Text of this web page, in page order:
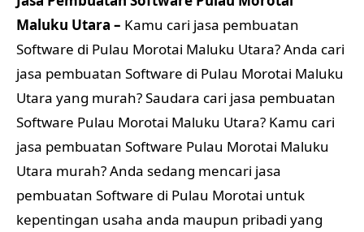
Maluku Utara – Kamu cari jasa pembuatan
Software di Pulau Morotai Maluku Utara? Anda cari
jasa pembuatan Software di Pulau Morotai Maluku
Utara yang murah? Saudara cari jasa pembuatan
Software Pulau Morotai Maluku Utara? Kamu cari
jasa pembuatan Software Pulau Morotai Maluku
Utara murah? Anda sedang mencari jasa
pembuatan Software di Pulau Morotai untuk
kepentingan usaha anda maupun pribadi yang